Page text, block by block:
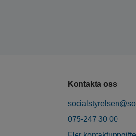
Kontakta oss
075-247 30 00